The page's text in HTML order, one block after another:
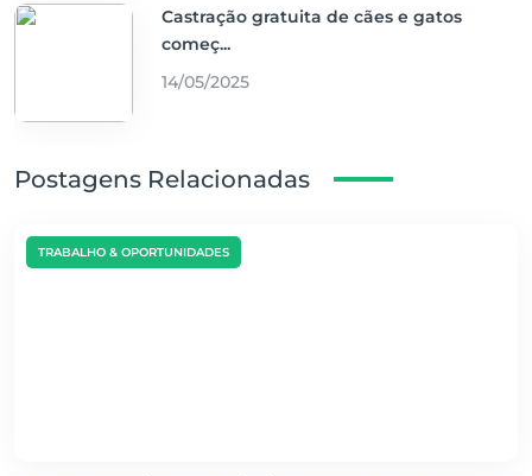
Castração gratuita de cães e gatos
começ...
14/05/2025
Postagens Relacionadas
TRABALHO & OPORTUNIDADES